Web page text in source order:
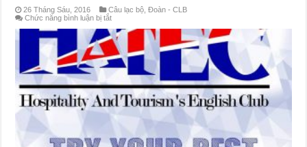
26 Tháng Sáu, 2016 Câu lạc bộ ,Đoàn - CLB
Chức năng bình luận bị tắtở
lạc
bộ
–
Tiếng
Anh